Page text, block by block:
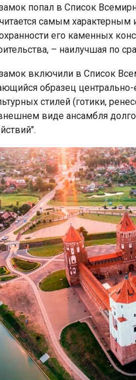
попал в Список
самым
его каменных
– наилучшая по
включили в Список
образец
стилей (готики,
виде ансамбля